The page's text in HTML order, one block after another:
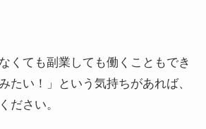
くても副業しても働くこともでき
たい！」という気持ちがあれば、
ださい。